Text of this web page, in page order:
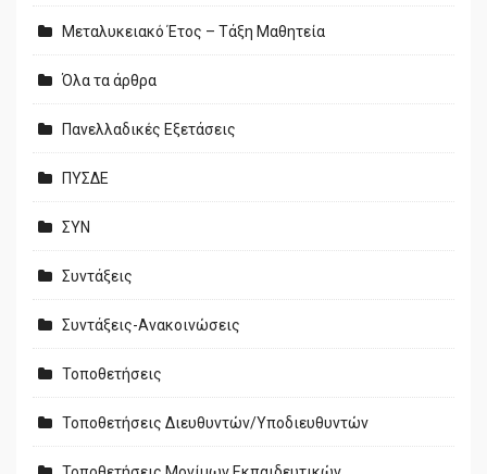
Μεταλυκειακό Έτος – Τάξη Μαθητεία
Όλα τα άρθρα
Πανελλαδικές Εξετάσεις
ΠΥΣΔΕ
ΣΥΝ
Συντάξεις
Συντάξεις-Ανακοινώσεις
Τοποθετήσεις
Τοποθετήσεις Διευθυντών/Υποδιευθυντών